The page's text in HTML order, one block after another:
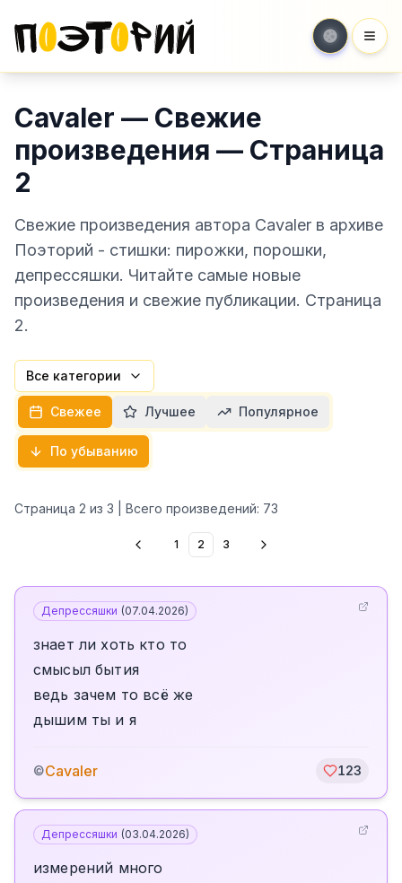
Cavaler — Свежие
произведения — Страница
2
Свежие произведения автора Cavaler в архиве
Поэторий - стишки: пирожки, порошки,
депрессяшки. Читайте самые новые
произведения и свежие публикации. Страница
2.
Все категории
Свежее Лучшее Популярное
По убыванию
Страница 2 из 3 | Всего произведений: 73
1 2 3
Депрессяшки (07.04.2026)
знает ли хоть кто то
смысыл бытия
ведь зачем то всё же
дышим ты и я
©Cavaler 123
Депрессяшки (03.04.2026)
измерений много